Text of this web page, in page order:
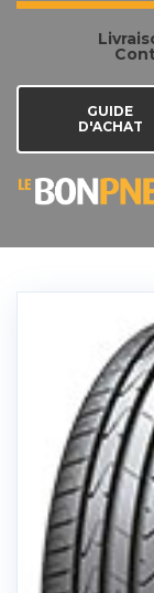
GUIDE
D'ACHAT